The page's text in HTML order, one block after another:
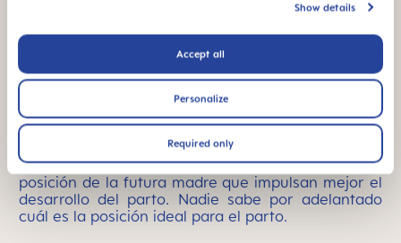
Show details
Accept all
Personalize
Required only
activamente durante las contracciones del parto.
La fase de expulsión puede durarhasta dos horas
en los partos posteriores a
menudo se va acortando. Con ayuda de los
músculos abdominales, la respiración y la "emisión
de tonos" (son los "aaaah" y "ooooh" que emiten
las embarazadas a menudo de forma instintiva), la
mujer ayuda a seguir expulsando al bebé. A lo
mejor los tocólogos o los médicos pueden dar
consejos acerca de la posición o los cambios de
posición de la futura madre que impulsan mejor el
desarrollo del parto. Nadie sabe por adelantado
cuál es la posición ideal para el parto.